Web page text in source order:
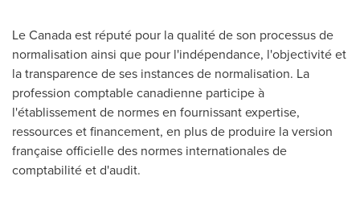
Le Canadaest réputé pour la qualité de son processus de
normalisation ainsi que pour l'indépendance, l'objectivité et
la transparence de ses instances de normalisation. La
profession comptable canadienne participe à
l'établissement de normes en fournissant expertise,
ressources et financement, en plus de produire la version
française officielle des normes internationales de
comptabilité et d'audit.